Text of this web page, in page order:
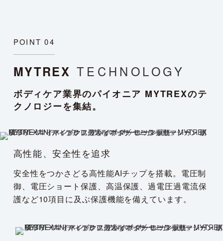
POINT 04
MYTREX TECHNOLOGY
ボディケア業界のパイオニア MYTREXのテ
クノロジーを集結。
高性能、安全性を追求
安全性をつかさどる高性能AIチップを搭載。電圧制
御、電圧ショート保護、高温保護、過電圧過電流保
護など10項目に及ぶ保護機能を備えています。